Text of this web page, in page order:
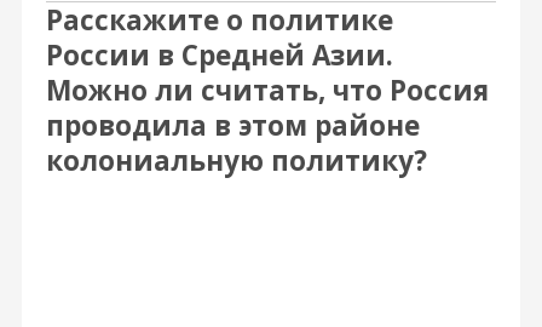
Расскажите о политике
России в Средней Азии.
Можно ли считать, что Россия
проводила в этом районе
колониальную политику?